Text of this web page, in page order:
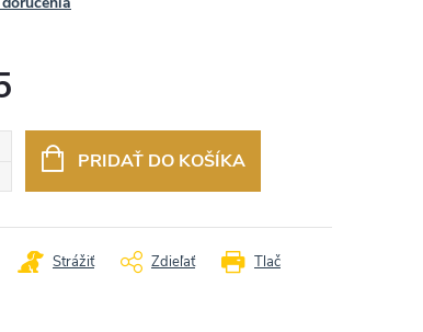
PRIDAŤ DO KOŠÍKA
Tlač
Strážiť Zdieľať